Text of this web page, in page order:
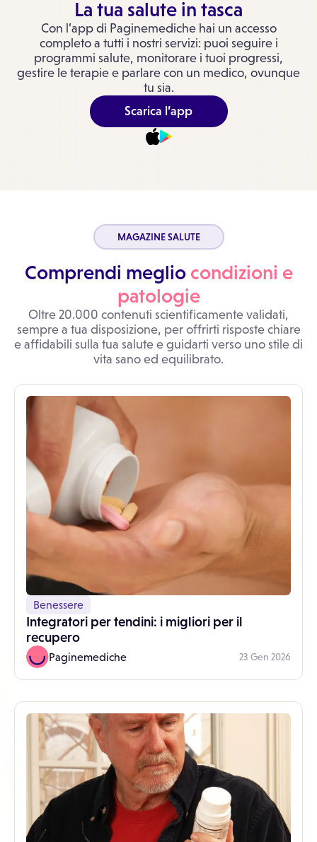
La tua salute in tasca
Con l’app di Paginemediche hai un accesso
completo a tutti i nostri servizi: puoi seguire i
programmi salute, monitorare i tuoi progressi,
gestire le terapie e parlare con un medico, ovunque
tu sia.
Scarica l’app
MAGAZINE SALUTE
Comprendi meglio condizioni e
patologie
Oltre 20.000 contenuti scientificamente validati,
sempre a tua disposizione, per offrirti risposte chiare
e affidabili sulla tua salute e guidarti verso uno stile di
vita sano ed equilibrato.
Benessere
Integratori per tendini: i migliori per il
recupero
Paginemediche 23 Gen 2026